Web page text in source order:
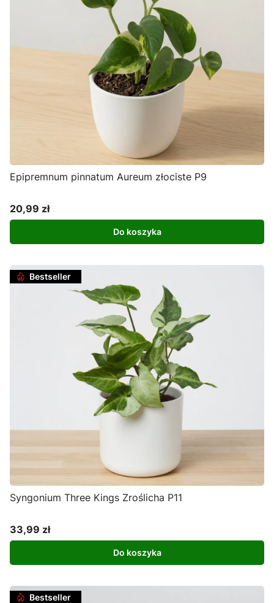
Epipremnum pinnatum Aureum złociste P9
Cena
20,99 zł
Do koszyka
Bestseller
Syngonium Three Kings Zroślicha P11
Cena
33,99 zł
Do koszyka
Bestseller